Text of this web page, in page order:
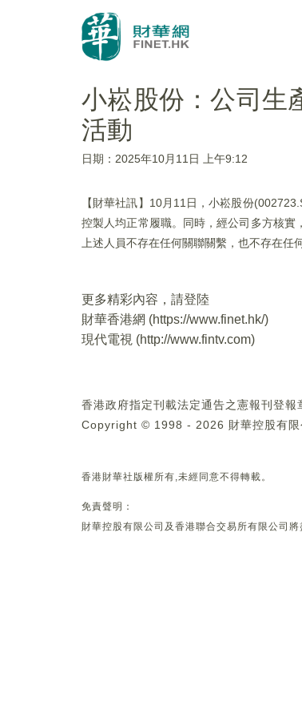
小崧股份：公司生
活動
日期：2025年10月11日 上午9:12
【財華社訊】10月11日，小崧股份
控製人均正常履職。同時，經公司多方核
上述人員不存在任何關聯關繫，也不存在任
更多精彩內容，請登陸
財華香港網 (https://www.finet.hk/)
現代電視 (http://www.fintv.com)
香港政府指定刊載法定通告之憲報刊登報
Copyright © 1998 - 2026 財華控股有限
香港財華社版權所有,未經同意不得轉載。
免責聲明：
財華控股有限公司及香港聯合交易所有限公司